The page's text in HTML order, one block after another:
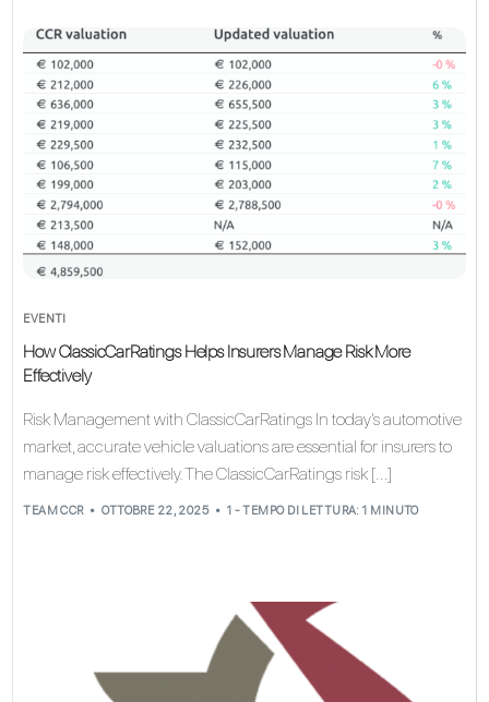
EVENTI
How ClassicCarRatings Helps Insurers Manage Risk More
Effectively
Risk Management with ClassicCarRatings In today’s automotive
market, accurate vehicle valuations are essential for insurers to
manage risk effectively. The ClassicCarRatings risk […]
TEAM CCR OTTOBRE 22, 2025 1 - TEMPO DI LETTURA: 1 MINUTO